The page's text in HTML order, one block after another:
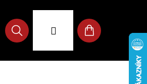
Hledat
Přihlášení
Nákupní